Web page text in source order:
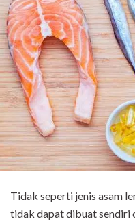
Tidak seperti jenis asam
tidak dapat dibuat sendiri